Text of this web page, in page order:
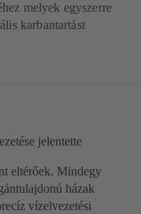
melyek egyszerre
karbantartást
jelentette
eltérőek. Mindegy
házak
vízelvezetési